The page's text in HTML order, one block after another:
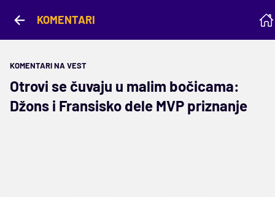
KOMENTARI
KOMENTARI NA VEST
Otrovi se čuvaju u malim bočicama:
Džons i Fransisko dele MVP priznanje